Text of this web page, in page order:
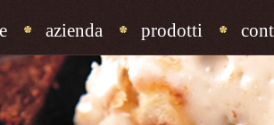
azienda prodotti